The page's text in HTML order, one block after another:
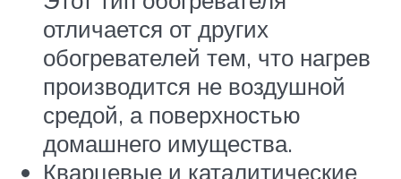
отличается от других
обогревателей тем, что нагрев
производится не воздушной
средой, а поверхностью
домашнего имущества.
Кварцевые и каталитические